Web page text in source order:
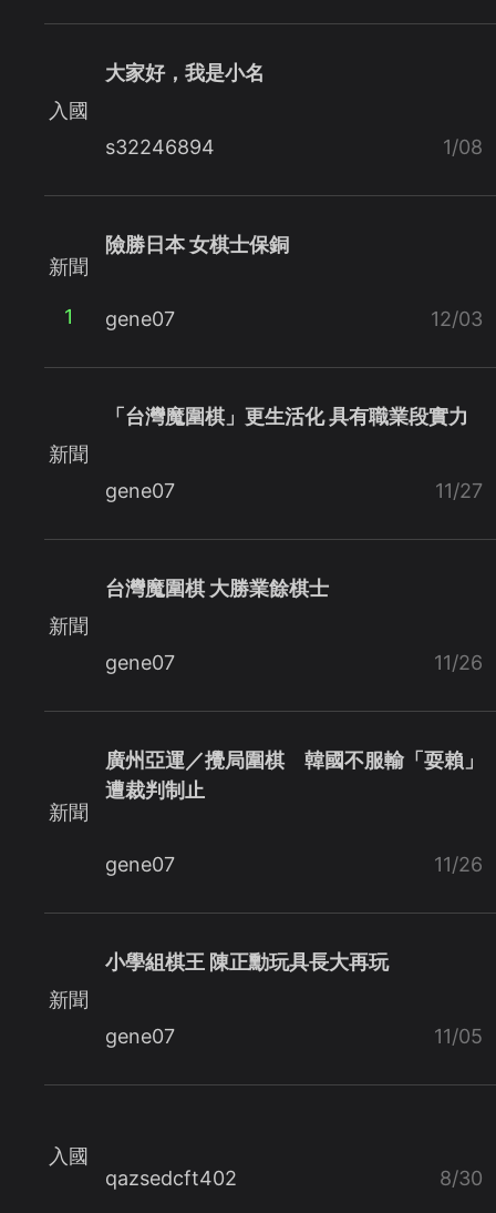
入國
大家好，我是小名
s32246894 1/08
新聞
1
險勝日本 女棋士保銅
gene07 12/03
新聞
「台灣魔圍棋」更生活化 具有職業段實力
gene07 11/27
新聞
台灣魔圍棋 大勝業餘棋士
gene07 11/26
新聞
廣州亞運／攪局圍棋 韓國不服輸「耍賴」
遭裁判制止
gene07 11/26
新聞
小學組棋王 陳正勳玩具長大再玩
gene07 11/05
入國
qazsedcft402
8/30